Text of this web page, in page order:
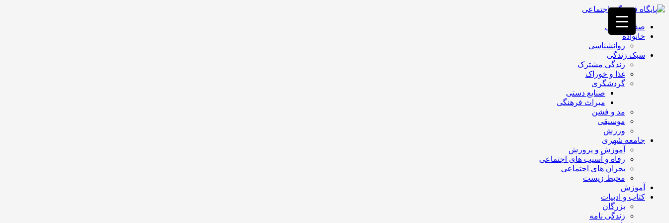
فصد
غرب
تهران
خشکشویی
تصفیه
تهران
صفحه اصلی
خانواده
روانشناسی
سبک زندگی
زندگی مشترک
غذا و خوراک
گردشگری
صنایع دستی
میراث فرهنگی
مد و فشن
موسیقی
ورزش
جامعه شهری
آموزش و پرورش
رفاه و آسیب های اجتماعی
بحران های اجتماعی
محیط زیست
آموزش
کتاب و ادبیات
بزرگان
زندگی نامه